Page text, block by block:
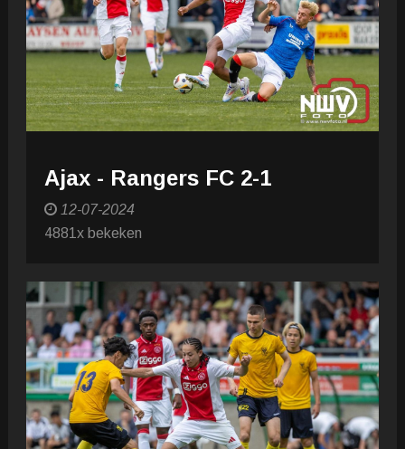
Ajax - Rangers FC 2-1
12-07-2024
4881x bekeken